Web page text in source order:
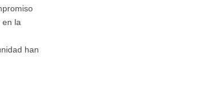
en la
han